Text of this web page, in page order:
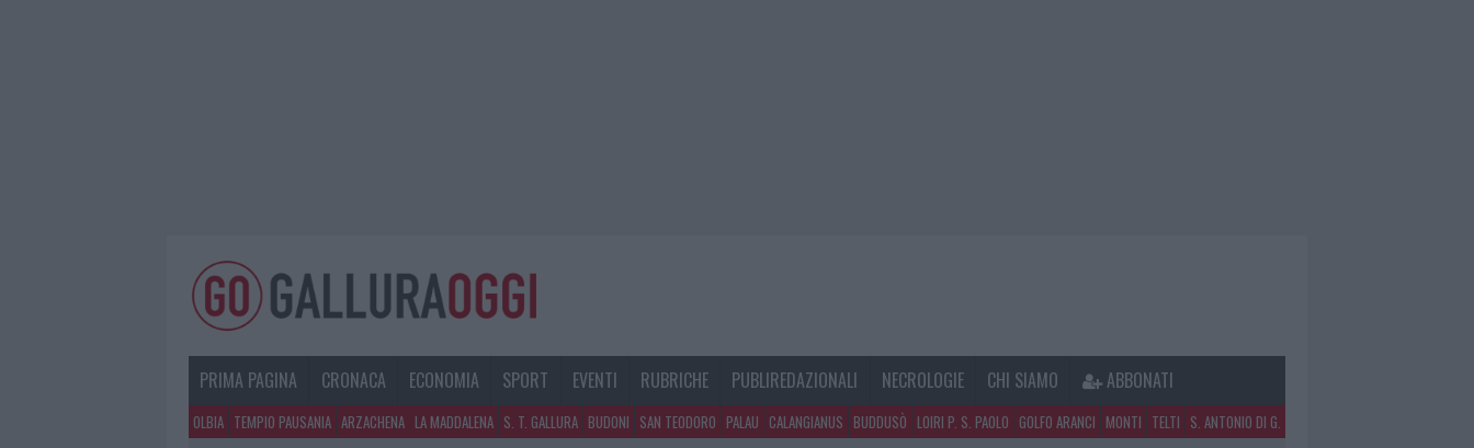
PRIMA PAGINA CRONACA ECONOMIA SPORT EVENTI RUBRICHE PUBLIREDAZIONALI NECROLOGIE CHI SIAMO ABBONATI
OLBIA TEMPIO PAUSANIA ARZACHENA LA MADDALENA S. T. GALLURA BUDONI SAN TEODORO PALAU CALANGIANUS BUDDUSÒ LOIRI P. S. PAOLO GOLFO ARANCI MONTI TELTI S. ANTONIO DI G.